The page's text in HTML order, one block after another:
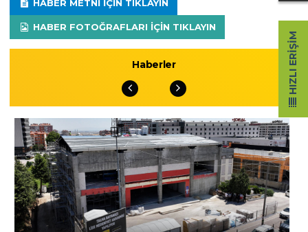
HABER METNI IÇIN TIKLAYIN
HABER FOTOĞRAFLARI IÇIN TIKLAYIN
Haberler HIZLI ERIŞIM